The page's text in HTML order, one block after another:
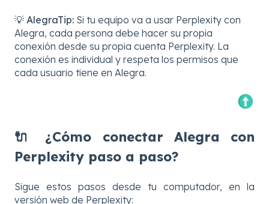
💡 AlegraTip: Si tu equipo va a usar Perplexity con
Alegra, cada persona debe hacer su propia
conexión desde su propia cuenta Perplexity. La
conexión es individual y respeta los permisos que
cada usuario tiene en Alegra.
🔌 ¿Cómo conectar Alegra con
Perplexity paso a paso?
Sigue estos pasos desde tu computador, en la
versión web de Perplexity: